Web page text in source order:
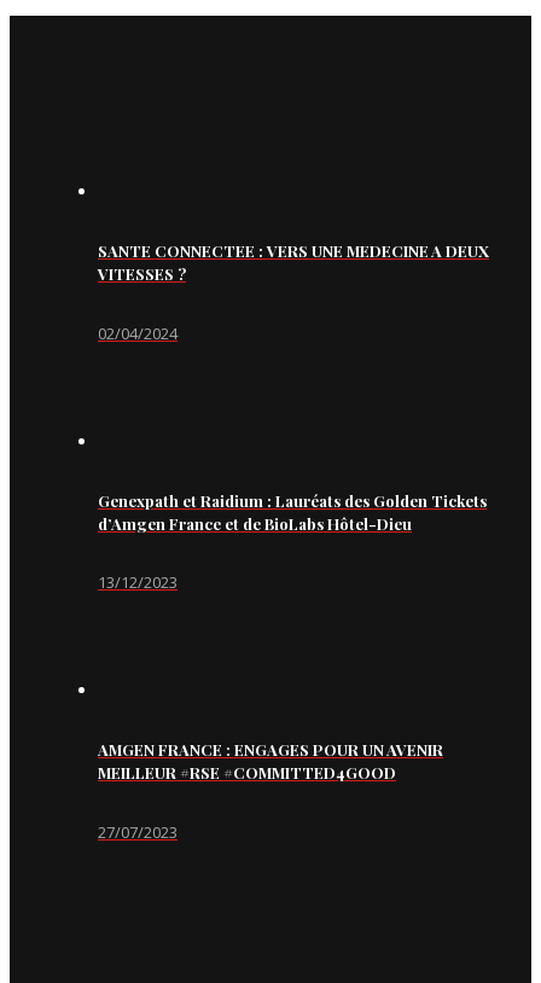
SANTE CONNECTEE : VERS UNE MEDECINE A DEUX
VITESSES ?
02/04/2024
Genexpath et Raidium : Lauréats des Golden Tickets
d’Amgen France et de BioLabs Hôtel-Dieu
13/12/2023
AMGEN FRANCE : ENGAGES POUR UN AVENIR
MEILLEUR #RSE #COMMITTED4GOOD
27/07/2023